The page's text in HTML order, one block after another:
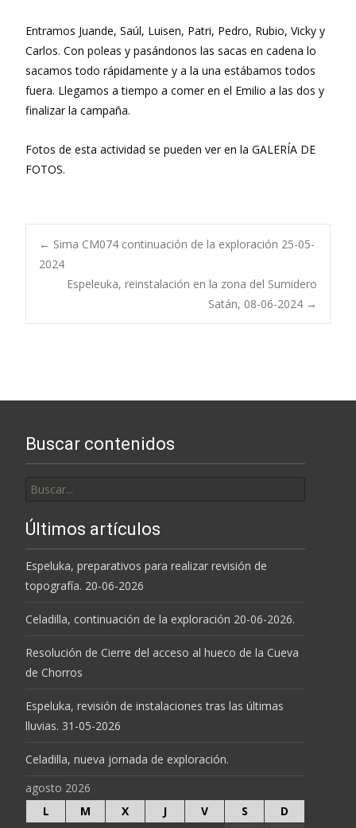
Entramos Juande, Saúl, Luisen, Patri, Pedro, Rubio, Vicky y
Carlos. Con poleas y pasándonos las sacas en cadena lo
sacamos todo rápidamente y a la una estábamos todos
fuera. Llegamos a tiempo a comer en el Emilio a las dos y
finalizar la campaña.
Fotos de esta actividad se pueden ver en la GALERÍA DE
FOTOS.
Navegación
de
← Sima CM074 continuación de la exploración 25-05-
2024
Espeleuka, reinstalación en la zona del Sumidero
Satán, 08-06-2024 →
Buscar contenidos
por:
Últimos artículos
Espeluka, preparativos para realizar revisión de
topografía. 20-06-2026
Celadilla, continuación de la exploración 20-06-2026.
Resolución de Cierre del acceso al hueco de la Cueva
de Chorros
Espeluka, revisión de instalaciones tras las últimas
lluvias. 31-05-2026
Celadilla, nueva jornada de exploración.
agosto 2026
L
M X J V S
D